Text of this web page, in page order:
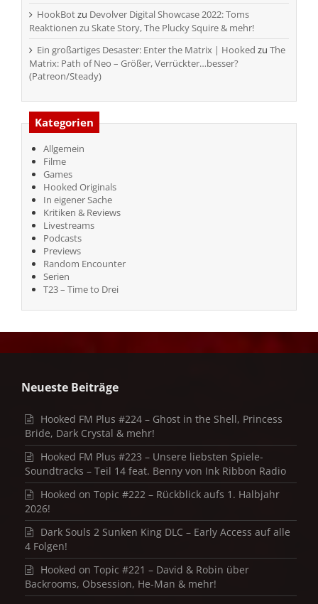
HookBotzu Devolver Digital Showcase 2022: Toms
Reaktionen zu Skate Story, The Plucky Squire & mehr!
Ein großartiges Desaster: Enter the Matrix | Hooked zu The
Matrix: Path of Neo – Größer, Verrückter…besser?
(Patreon/Steady)
Kategorien
Allgemein
Filme
Games
Hooked Originals
In eigener Sache
Kritiken & Reviews
Livestreams
Podcasts
Previews
Random Encounter
Serien
T23 – Time to Drei
Neueste Beiträge
Hooked FM Plus #224 – Ghost in the Shell, Princess
Bride, Dark Crystal & mehr!
Hooked FM Plus #223 – Unsere liebsten Spiele-
Soundtracks – Teil 14 feat. Benny von Ink Ribbon Radio
Hooked on Topic #222 – Rückblick aufs 1. Halbjahr
2026!
Dark Souls 2 Sunken King DLC – Early Access auf alle
4 Folgen!
Hooked on Topic #221 – David & Robin über
Backrooms, Obsession, He-Man & mehr!